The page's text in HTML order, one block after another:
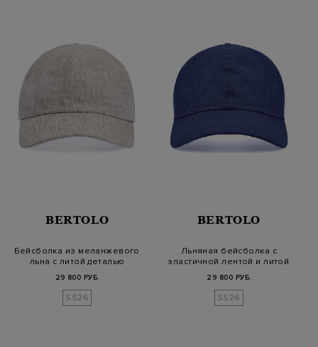
BERTOLO
Бейсболка из меланжевого
льна с литой деталью
29 800 РУБ.
SS26
BERTOLO
Льняная бейсболка с
эластичной лентой и литой
29 800 РУБ.
SS26